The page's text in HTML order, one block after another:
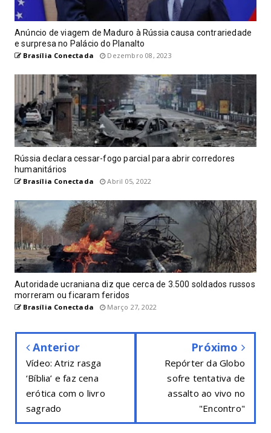
Anúncio de viagem de Maduro à Rússia causa contrariedade
e surpresa no Palácio do Planalto
Brasília Conectada Dezembro 08, 2023
Rússia declara cessar-fogo parcial para abrir corredores
humanitários
Brasília Conectada Abril 05, 2022
Autoridade ucraniana diz que cerca de 3.500 soldados russos
morreram ou ficaram feridos
Brasília Conectada Março 27, 2022
Anterior
Vídeo: Atriz rasga
‘Bíblia’ e faz cena
erótica com o livro
sagrado
Próximo
Repórter da Globo
sofre tentativa de
assalto ao vivo no
"Encontro"